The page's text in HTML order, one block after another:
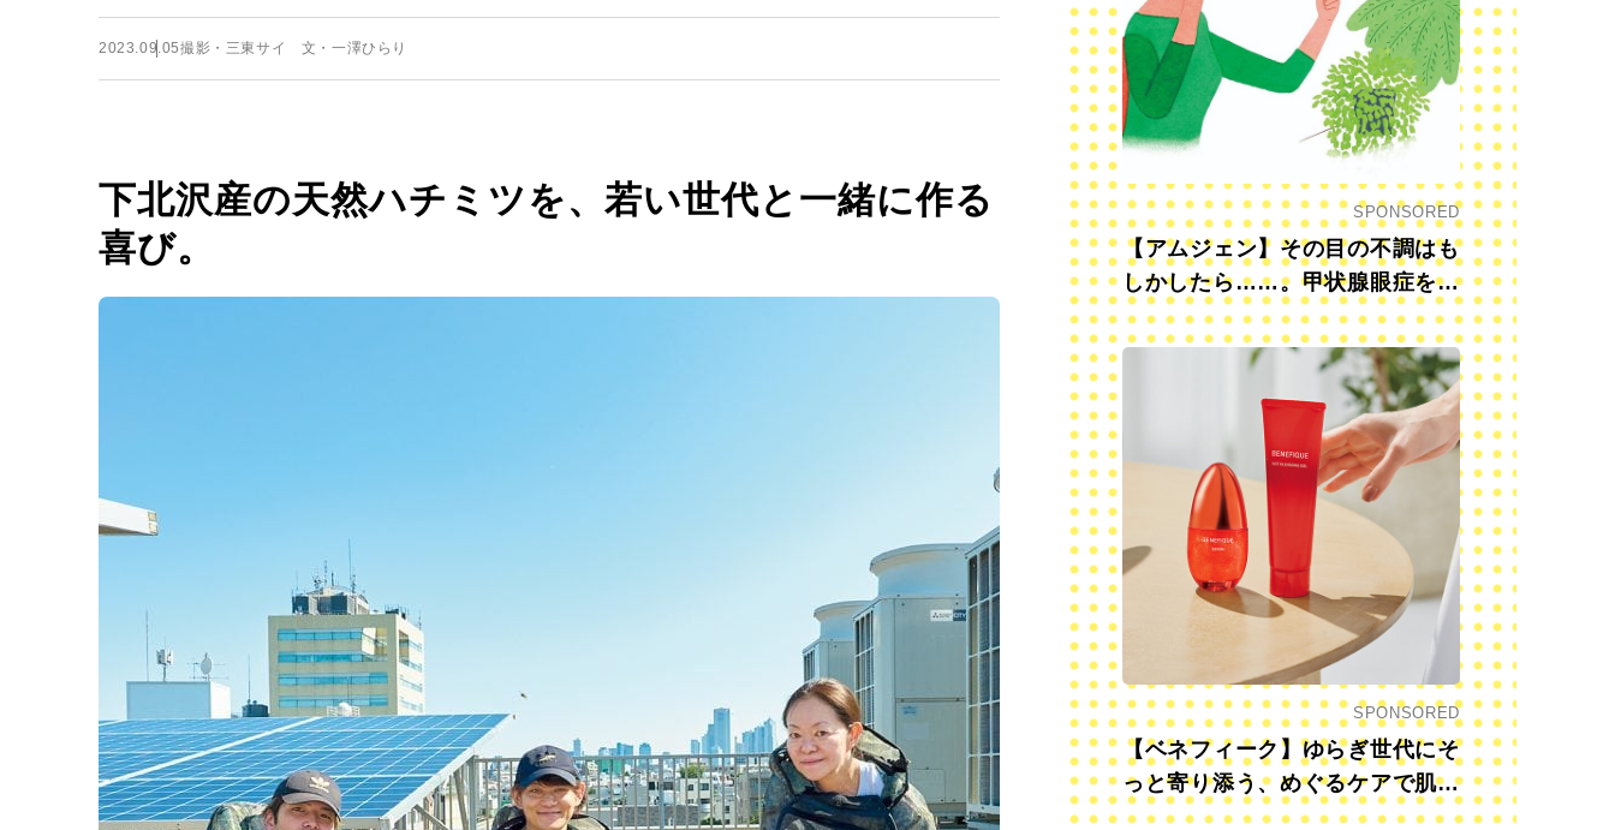
2023.09.05撮影・三東サイ 文・一澤ひらり
下北沢産の天然ハチミツを、若い世代と一緒に作る
喜び。
SPONSORED
【アムジェン】その目の不調はも
しかしたら……。甲状腺眼症を知
っていますか？
SPONSORED
【ベネフィーク】ゆらぎ世代にそ
っと寄り添う、めぐるケアで肌も
心も前向きに